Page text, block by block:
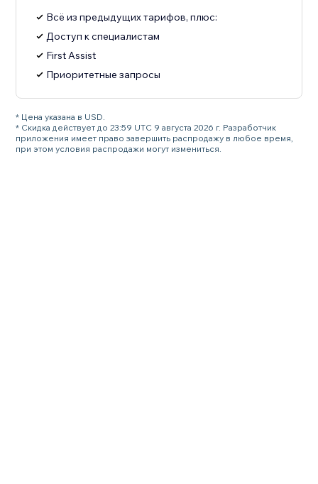
Всё из предыдущих тарифов, плюс:
Доступ к специалистам
First Assist
Приоритетные запросы
* Цена указана в USD.
* Скидка действует до 23:59 UTC 9 августа 2026 г. Разработчик
приложения имеет право завершить распродажу в любое время,
при этом условия распродажи могут измениться.